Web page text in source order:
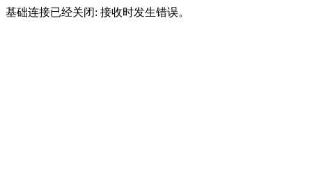
基础连接已经关闭: 接收时发生错误。